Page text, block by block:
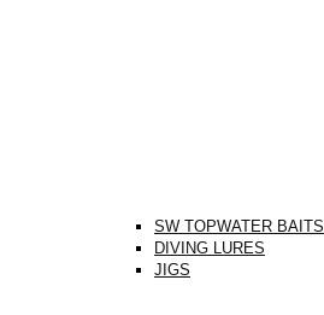
SW TOPWATER BAITS
DIVING LURES
JIGS